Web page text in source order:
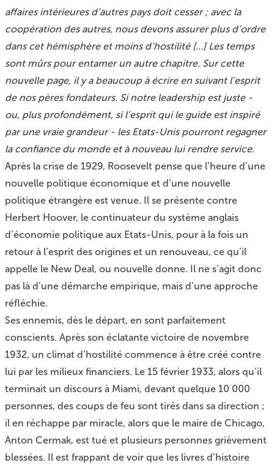
affaires intérieures d’autres pays doit cesser ; avec la
coopération des autres, nous devons assurer plus d’ordre
dans cet hémisphère et moins d’hostilité [...] Les temps
sont mûrs pour entamer un autre chapitre. Sur cette
nouvelle page, il y a beaucoup à écrire en suivant l’esprit
de nos pères fondateurs. Si notre leadership est juste -
ou, plus profondément, si l’esprit qui le guide est inspiré
par une vraie grandeur - les Etats-Unis pourront regagner
la confiance du monde et à nouveau lui rendre service.
Après la crise de 1929, Roosevelt pense que l’heure d’une
nouvelle politique économique et d’une nouvelle
politique étrangère est venue. Il se présente contre
Herbert Hoover, le continuateur du système anglais
d’économie politique aux Etats-Unis, pour à la fois un
retour à l’esprit des origines et un renouveau, ce qu’il
appelle le New Deal, ou nouvelle donne. Il ne s’agit donc
pas là d’une démarche empirique, mais d’une approche
réfléchie.
Ses ennemis, dès le départ, en sont parfaitement
conscients. Après son éclatante victoire de novembre
1932, un climat d’hostilité commence à être créé contre
lui par les milieux financiers. Le 15 février 1933, alors qu’il
terminait un discours à Miami, devant quelque 10 000
personnes, des coups de feu sont tirés dans sa direction ;
il en réchappe par miracle, alors que le maire de Chicago,
Anton Cermak, est tué et plusieurs personnes grièvement
blessées. Il est frappant de voir que les livres d’histoire